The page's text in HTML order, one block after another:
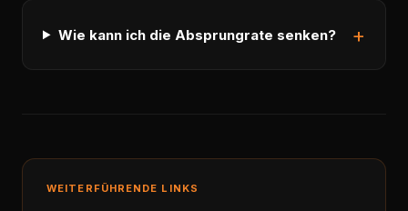
Wie kann ich die Absprungrate senken?
WEITERFÜHRENDE LINKS